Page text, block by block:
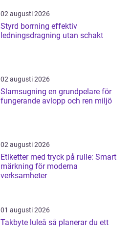
02 augusti 2026
Styrd borrning effektiv
ledningsdragning utan schakt
02 augusti 2026
Slamsugning en grundpelare för
fungerande avlopp och ren miljö
02 augusti 2026
Etiketter med tryck på rulle: Smart
märkning för moderna
verksamheter
01 augusti 2026
Takbyte luleå så planerar du ett